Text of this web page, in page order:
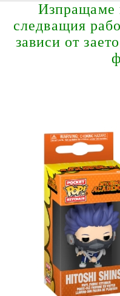
Изпращаме
следващия
зависи от